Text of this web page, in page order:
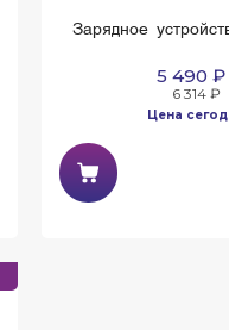
Зарядное
5 490 ₽
6 314 ₽
Цена